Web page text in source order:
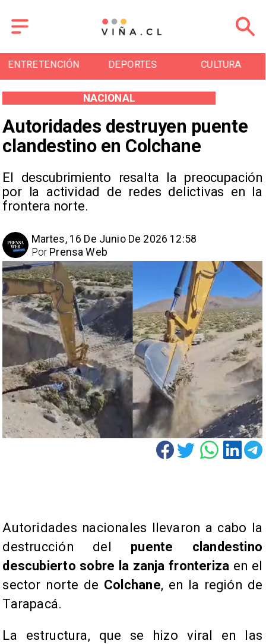
DEPORTES CULTURA
Autoridades destruyen puente
clandestino en Colchane
El descubrimiento resalta la preocupación
por la actividad de redes delictivas en la
frontera norte.
NACIONAL
Martes, 16 De Junio De 2026 12:58
Prensa Web
Por
Autoridades nacionales llevaron a cabo la
destrucción del puente clandestino
descubierto sobre la zanja fronteriza en el
sector norte de Colchane, en la región de
Tarapacá.
La estructura, que se hizo viral en las